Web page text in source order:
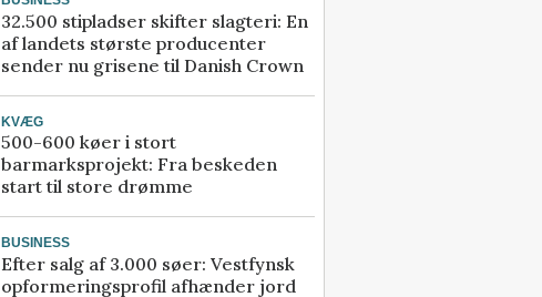
32.500 stipladser skifter slagteri: En
af landets største producenter
sender nu grisene til Danish Crown
KVÆG
500-600 køer i stort
barmarksprojekt: Fra beskeden
start til store drømme
BUSINESS
Efter salg af 3.000 søer: Vestfynsk
opformeringsprofil afhænder jord